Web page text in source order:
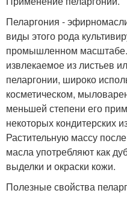
Пеларгония -
виды этого рода
промышленном
извлекаемое из листьев
пеларгонии, широко
косметическом,
меньшей степени его
некоторых кондитерских
Растительную массу
масла употребляют как
выделки и окраски кожи.
Полезные свойства